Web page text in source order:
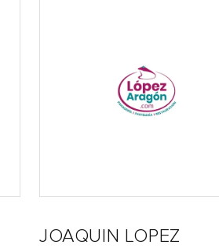
JOAQUIN LOPEZ